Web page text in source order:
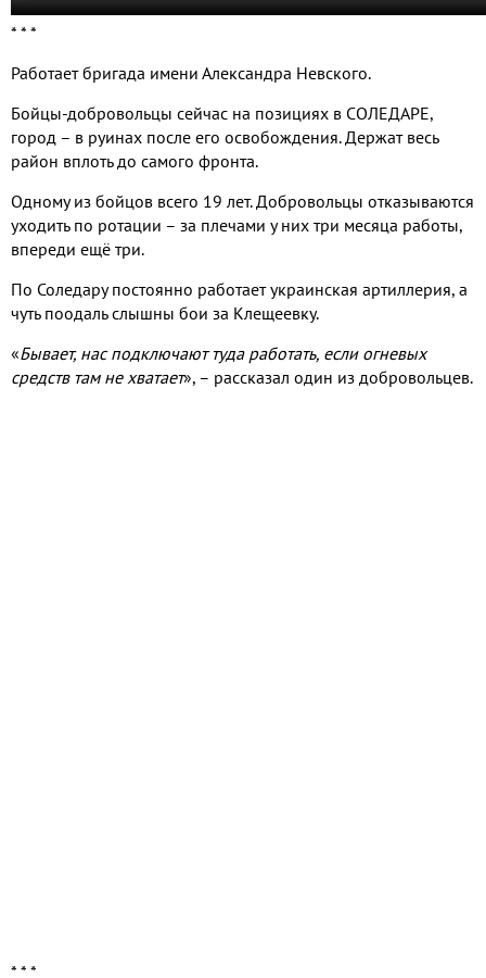
* * *
Работает бригада имени Александра Невского.
Бойцы-добровольцы сейчас на позициях в СОЛЕДАРЕ,
город – в руинах после его освобождения. Держат весь
район вплоть до самого фронта.
Одному из бойцов всего 19 лет. Добровольцы отказываются
уходить по ротации – за плечами у них три месяца работы,
впереди ещё три.
По Соледару постоянно работает украинская артиллерия, а
чуть поодаль слышны бои за Клещеевку.
«Бывает, нас подключают туда работать, если огневых
средств там не хватает», – рассказал один из добровольцев.
* * *